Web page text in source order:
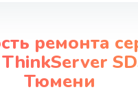
ремонта
Тюмени